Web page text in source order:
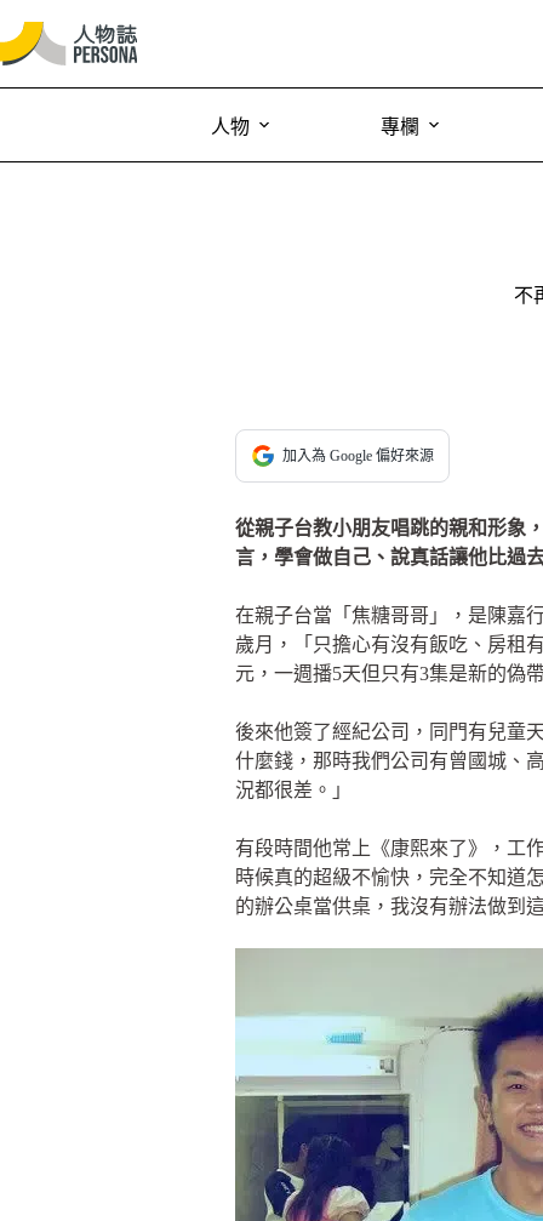
人物 專欄
不
加入為 Google 偏好來源
從親子台教小朋友唱跳的親和形象
言，學會做自己、說真話讓他比過
在親子台當「焦糖哥哥」，是陳嘉
歲月，「只擔心有沒有飯吃、房租
元，一週播5天但只有3集是新的偽
後來他簽了經紀公司，同門有兒童
什麼錢，那時我們公司有曾國城、
況都很差。」
有段時間他常上《康熙來了》，工
時候真的超級不愉快，完全不知道
的辦公桌當供桌，我沒有辦法做到